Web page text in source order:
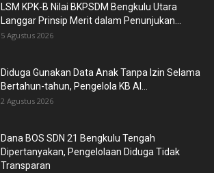
LSM KPK-B Nilai BKPSDM Bengkulu Utara
Langgar Prinsip Merit dalam Penunjukan...
5 Agustus 2026
Diduga Gunakan Data Anak Tanpa Izin Selama
Bertahun-tahun, Pengelola KB Al...
2 Agustus 2026
Dana BOS SDN 21 Bengkulu Tengah
Dipertanyakan, Pengelolaan Diduga Tidak
Transparan